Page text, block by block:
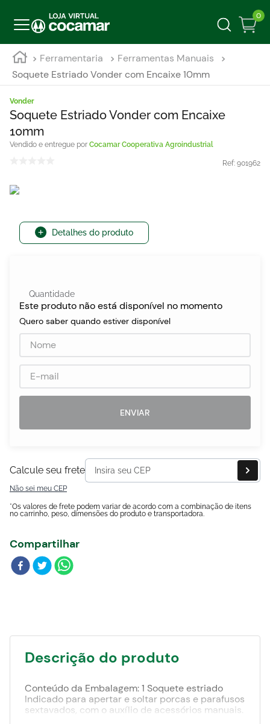
0
Ferramentaria
Ferramentas Manuais
Soquete Estriado Vonder com Encaixe 10mm
Vonder
Soquete Estriado Vonder com Encaixe
10mm
Cocamar Cooperativa Agroindustrial
Ref: 901962
Detalhes do produto
Quantidade
Este produto não está disponível no momento
Quero saber quando estiver disponível
ENVIAR
Calcule seu frete
Não sei meu CEP
*Os valores de frete podem variar de acordo com a combinação de itens
no carrinho, peso, dimensões do produto e transportadora.
Compartilhar
Descrição do produto
Conteúdo da Embalagem: 1 Soquete estriado
Indicado para apertar e soltar porcas e parafusos
sextavados, com o auxílio de acessórios manuais.
Blog